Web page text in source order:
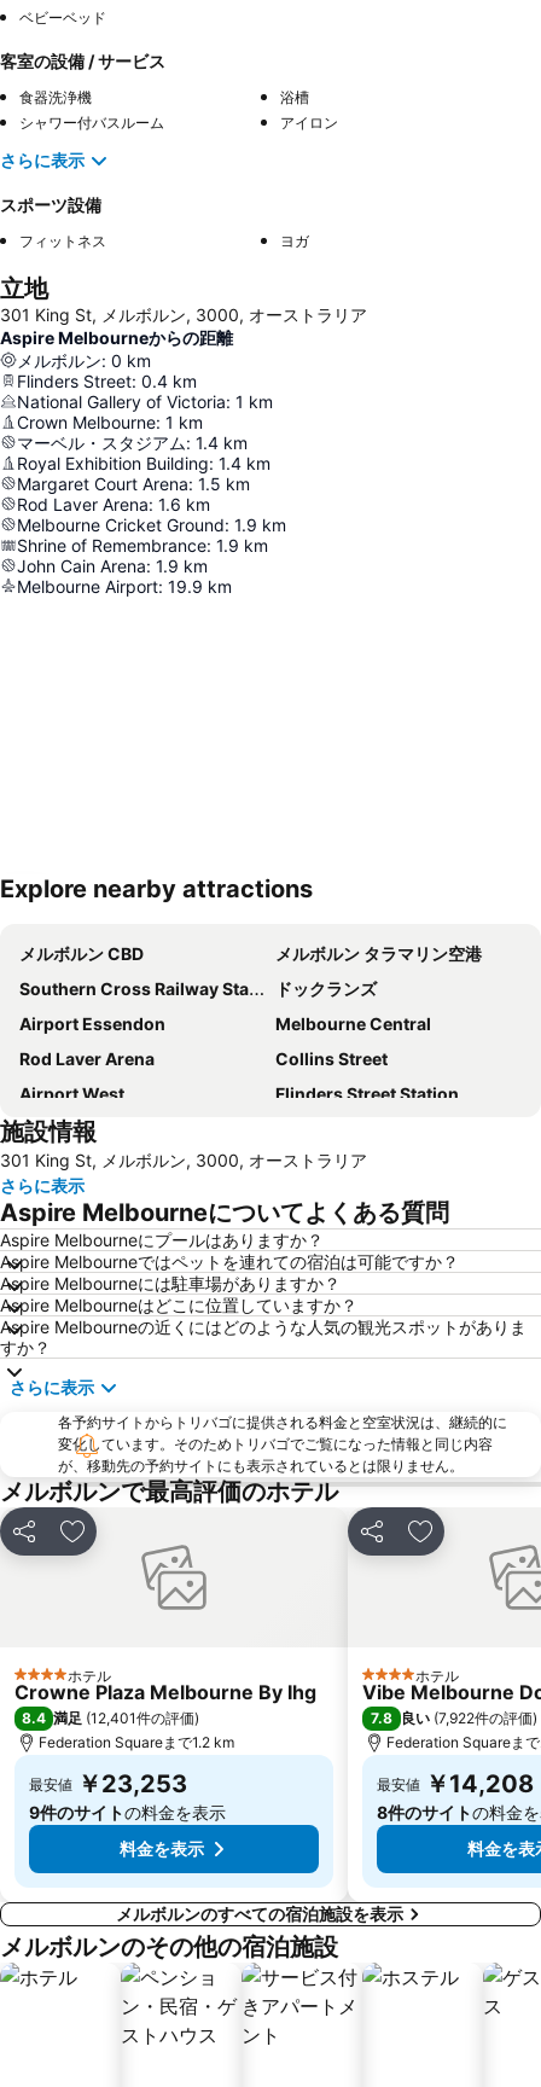
ベビーベッド
客室の設備 / サービス
食器洗浄機
浴槽
シャワー付バスルーム
アイロン
さらに表示
スポーツ設備
フィットネス ヨガ
立地
301 King St, メルボルン, 3000, オーストラリア
Aspire Melbourneからの距離
メルボルン: 0 km
Flinders Street: 0.4 km
National Gallery of Victoria: 1 km
Crown Melbourne: 1 km
マーベル・スタジアム: 1.4 km
Royal Exhibition Building: 1.4 km
Margaret Court Arena: 1.5 km
Rod Laver Arena: 1.6 km
Melbourne Cricket Ground: 1.9 km
Shrine of Remembrance: 1.9 km
John Cain Arena: 1.9 km
Melbourne Airport: 19.9 km
地図を拡大
Explore nearby attractions
メルボルン CBD
メルボルン タラマリン空港
Southern Cross Railway Station
ドックランズ
Airport Essendon
Melbourne Central
Rod Laver Arena
Collins Street
Airport West
Flinders Street Station
サウスバンク
メルボルン クリケット グラウンド - MCG
セント キルダ
Albert Park
Queen Victoria Market
Fitzroy
メルボルン港
Carlton
Monash University
アバロン空港
Box Hill
Etihad Stadium
Melbourne Convention and Exhibition Centre
リッチモンド
Federation Square
Luna Park
Kew
QV Melbourne
Parkville
Brunswick
Bourke Street
Melbourne Aquarium
RMIT University - Royal Melbourne Institute of Technology
Lygon Court Shopping Centre
Emporium Melbourne
State Library of Victoria
Eureka Skydeck 88
South Melbourne
Collingwood
Ascot Vale
St Kilda Beach
施設情報
301 King St, メルボルン, 3000, オーストラリア
さらに表示
Aspire Melbourneについてよくある質問
Aspire Melbourneにプールはありますか？
Aspire Melbourneではペットを連れての宿泊は可能ですか？
Aspire Melbourneには駐車場がありますか？
Aspire Melbourneはどこに位置していますか？
Aspire Melbourneの近くにはどのような人気の観光スポットがありま
すか？
さらに表示
各予約サイトからトリバゴに提供される料金と空室状況は、継続的に
変化しています。そのためトリバゴでご覧になった情報と同じ内容
が、移動先の予約サイトにも表示されているとは限りません。
メルボルンで最高評価のホテル
シェア お気に入りに追加
4 ホテルのランク
ホテル
Crowne Plaza Melbourne By Ihg
8.4 満足 (12,401件の評価)
Federation Squareまで1.2 km
最安値 ￥23,253
9件のサイトの料金を表示
料金を表示
シェア お気に入りに
4 ホテルのランク
ホテル
Vibe Melbourne
7.8 良い (7,922件の評価)
Federation Squareま
最安値 ￥14,208
8件のサイトの料金
料金を表
メルボルンのすべての宿泊施設を表示
メルボルンのその他の宿泊施設